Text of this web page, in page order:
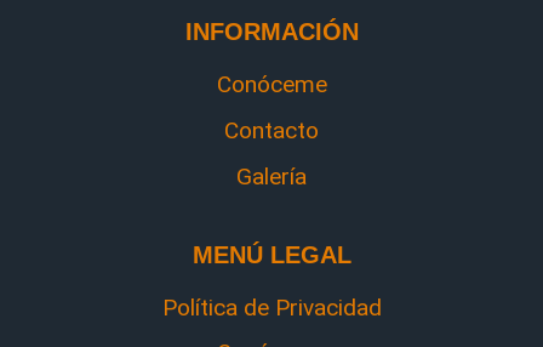
INFORMACIÓN
Conóceme
Contacto
Galería
MENÚ LEGAL
Política de Privacidad